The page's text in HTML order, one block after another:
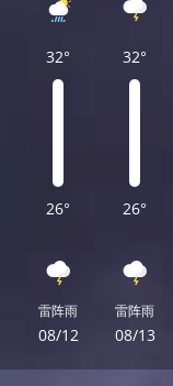
32°
26°
雷阵雨
08/12
32°
26°
雷阵雨
08/13